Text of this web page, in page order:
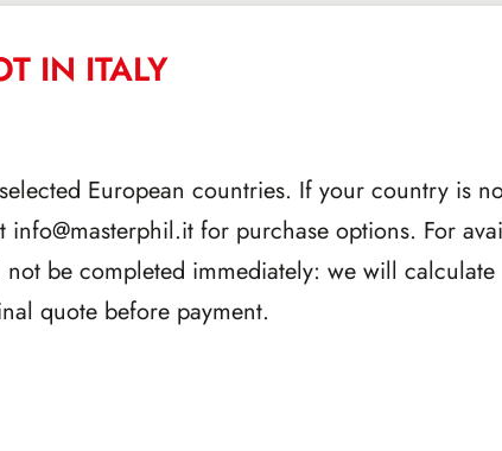
Arte
orafa
e
TUTTI
IN ITALY
European countries. If your country is
info@masterphil.itfor purchase options. For
be completed immediately: we will calculate
quote before payment.